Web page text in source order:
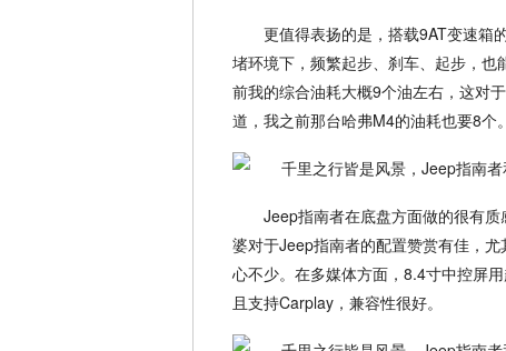
更值得表扬的是，搭载9AT变速箱
堵环境下，频繁起步、刹车、起步，
前我的综合油耗大概9个油左右，这对
道，我之前那台哈弗M4的油耗也要8个。
Jeep指南者在底盘方面做的很有
婆对于Jeep指南者的配置赞赏有佳，
心不少。在多媒体方面，8.4寸中控屏
且支持Carplay，兼容性很好。